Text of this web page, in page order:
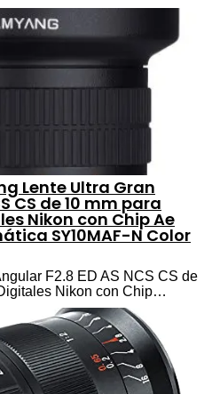
Lente Ultra Gran
CS de 10 mm para
Nikon con Chip Ae
SY10MAF-N Color
F2.8 ED AS NCS CS de
Nikon con Chip…